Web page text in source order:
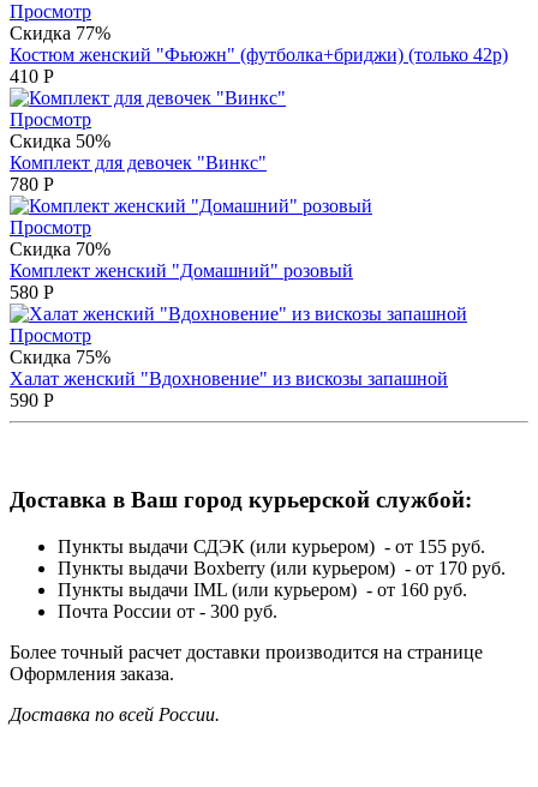
Просмотр
Скидка 77%
Костюм женский "Фьюжн" (футболка+бриджи) (только 42р)
410 Р
Просмотр
Скидка 50%
Комплект для девочек "Винкс"
780 Р
Просмотр
Скидка 70%
Комплект женский "Домашний" розовый
580 Р
Просмотр
Скидка 75%
Халат женский "Вдохновение" из вискозы запашной
590 Р
Доставка в Ваш город курьерской службой:
Пункты выдачи СДЭК (или курьером) - от 155 руб.
Пункты выдачи Boxberry (или курьером) - от 170 руб.
Пункты выдачи IML (или курьером) - от 160 руб.
Почта России от - 300 руб.
Более точный расчет доставки производится на странице
Оформления заказа.
Доставка по всей России.